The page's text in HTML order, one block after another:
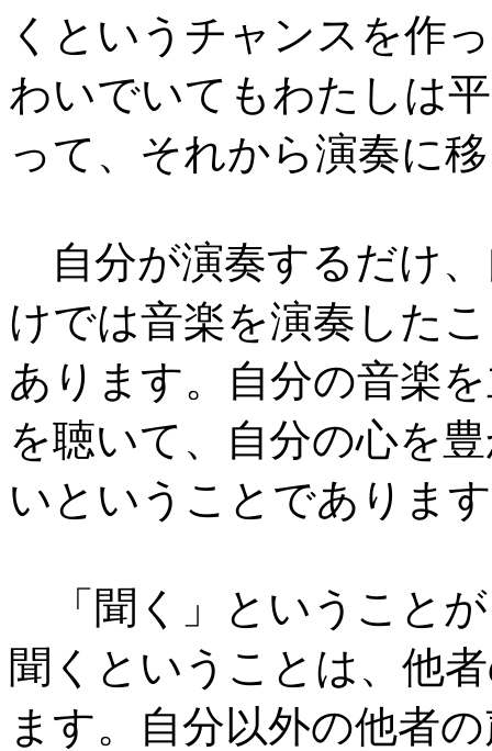
くというチャンスを作
わいでいてもわたしは
って、それから演奏に
自分が演奏するだけ
けでは音楽を演奏した
あります。自分の音楽
を聴いて、自分の心を
いということでありま
「聞く」ということ
聞くということは、他
ます。自分以外の他者